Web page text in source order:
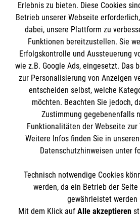
Informationen
Impressum
Datenschutz
Barrierefreiheit
Kontakt
Die Malteser
Malteser in Deutschland
Malteserorden
Sharepoint
Spendenkonto
IBAN: DE68 3706 0193 4006
BIC: GENODED 1PA7
So finden Sie uns
Erlebnis zu bieten. Diese Cookies
Betrieb unserer Webseite
dabei, unsere Plattform zu
Funktionen bereitzustellen. Sie
Erfolgskontrolle und Aussteuerung
wie z.B. Google Ads, eingesetzt. Das
zur Personalisierung von Anzeigen
entscheiden selbst, welche
möchten. Beachten Sie jedoch,
Zustimmung gegebenenfalls
Funktionalitäten der Webseite
Weitere Infos finden Sie in
Datenschutzhinweisen unter
Technisch notwendige Cookies
werden, da ein Betrieb der
gewährleistet werden
Mit dem Klick auf Alle akzeptieren